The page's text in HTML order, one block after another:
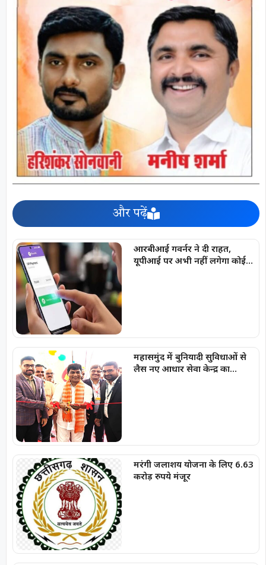
और पढ़ें
आरबीआई गवर्नर ने दी राहत,
यूपीआई पर अभी नहीं लगेगा कोई
महासमुंद में बुनियादी सुविधाओं से
लैस नए आधार सेवा केन्द्र का
मरंगी जलाशय योजना के लिए 6.63
करोड़ रुपये मंजूर